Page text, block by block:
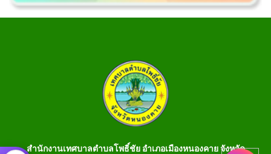
สำนักงานเทศบาลตำบลโพธิ์ชัย อำเภอเมืองหนองคาย จังหวัด